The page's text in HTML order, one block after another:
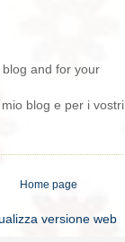
and for your
blog e per i vostri
Home page
versione web